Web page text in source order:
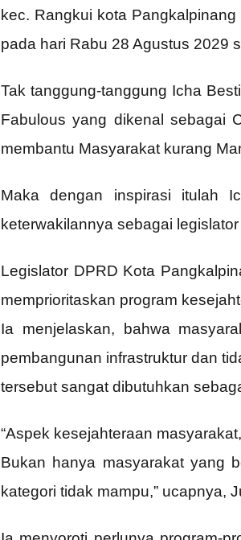
kec. Rangkui kota
pada hari Rabu 28 Agustus 2029
Tak tanggung-tanggung Icha
Fabulous yang dikenal sebagai
membantu Masyarakat kurang
Maka dengan inspirasi itulah
keterwakilannya sebagai
Legislator DPRD Kota
memprioritaskan program
Ia menjelaskan, bahwa
pembangunan infrastruktur dan
tersebut sangat dibutuhkan
“Aspek kesejahteraan
Bukan hanya masyarakat yang
kategori tidak mampu,” ucapnya,